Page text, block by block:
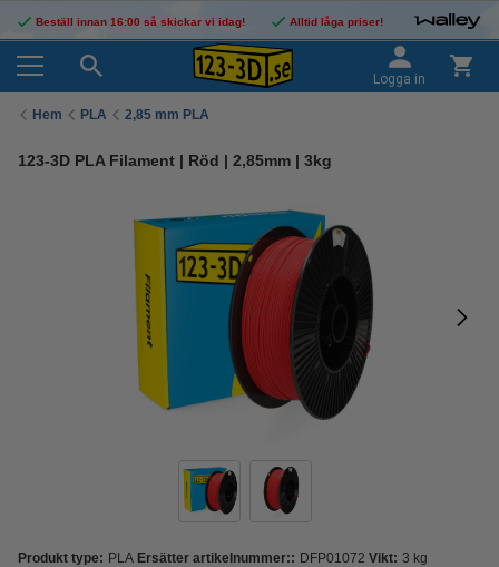
Beställ innan 16:00 så skickar vi idag! Alltid låga priser!
Logga in
Hem PLA 2,85 mm PLA
123-3D PLA Filament | Röd | 2,85mm | 3kg
Produkt type: PLA Ersätter artikelnummer:: DFP01072 Vikt: 3 kg